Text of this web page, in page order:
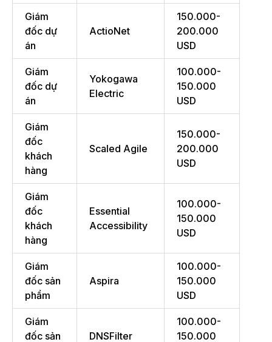
Giám
đốc dự
án
ActioNet
150.000-
200.000
USD
Giám
đốc dự
án
Yokogawa
Electric
100.000-
150.000
USD
Giám
đốc
khách
hàng
Scaled Agile
150.000-
200.000
USD
Giám
đốc
khách
hàng
Essential
Accessibility
100.000-
150.000
USD
Giám
đốc sản
phẩm
Aspira
100.000-
150.000
USD
Giám
đốc sản
DNSFilter
100.000-
150.000